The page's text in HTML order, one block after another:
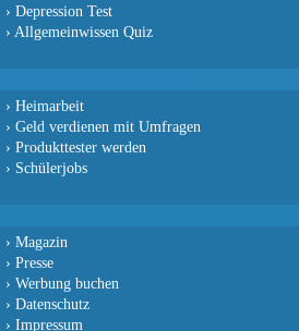
› Depression Test
› Allgemeinwissen Quiz
› Heimarbeit
› Geld verdienen mit Umfragen
› Produkttester werden
› Schülerjobs
› Magazin
› Presse
› Werbung buchen
› Datenschutz
› Impressum